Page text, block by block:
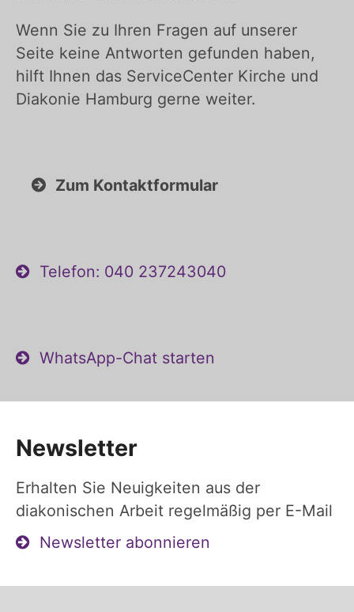
Wenn Sie zu Ihren Fragen auf unserer
Seite keine Antworten gefunden haben,
hilft Ihnen das ServiceCenter Kirche und
Diakonie Hamburg gerne weiter.
Zum Kontaktformular
Telefon: 040 237243040
WhatsApp-Chat starten
Newsletter
Erhalten Sie Neuigkeiten aus der
diakonischen Arbeit regelmäßig per E-Mail
Newsletter abonnieren